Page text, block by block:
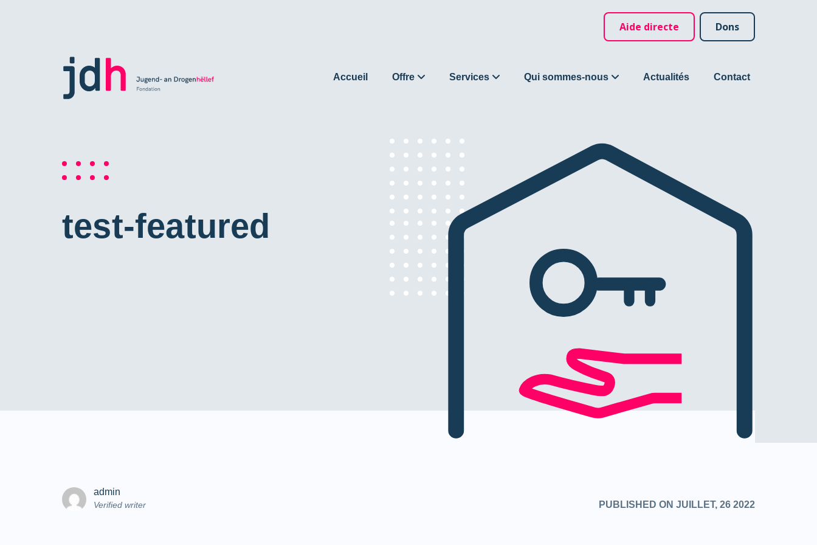
Aide directe Dons
Accueil Offre Services Qui sommes-nous Actualités Contact
test-featured
admin
Verified writer PUBLISHED ON JUILLET, 26 2022